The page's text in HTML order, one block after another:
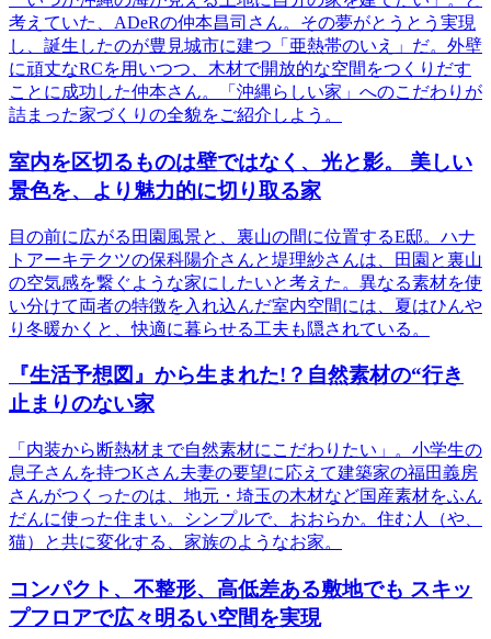
考えていた、ADeRの仲本昌司さん。その夢がとうとう実現
し、誕生したのが豊見城市に建つ「亜熱帯のいえ」だ。外壁
に頑丈なRCを用いつつ、木材で開放的な空間をつくりだす
ことに成功した仲本さん。「沖縄らしい家」へのこだわりが
詰まった家づくりの全貌をご紹介しよう。
室内を区切るものは壁ではなく、光と影。 美しい
景色を、より魅力的に切り取る家
目の前に広がる田園風景と、裏山の間に位置するE邸。ハナ
トアーキテクツの保科陽介さんと堤理紗さんは、田園と裏山
の空気感を繋ぐような家にしたいと考えた。異なる素材を使
い分けて両者の特徴を入れ込んだ室内空間には、夏はひんや
り冬暖かくと、快適に暮らせる工夫も隠されている。
『生活予想図』から生まれた!？自然素材の“行き
止まりのない家
「内装から断熱材まで自然素材にこだわりたい」。小学生の
息子さんを持つKさん夫妻の要望に応えて建築家の福田義房
さんがつくったのは、地元・埼玉の木材など国産素材をふん
だんに使った住まい。シンプルで、おおらか。住む人（や、
猫）と共に変化する、家族のようなお家。
コンパクト、不整形、高低差ある敷地でも スキッ
プフロアで広々明るい空間を実現